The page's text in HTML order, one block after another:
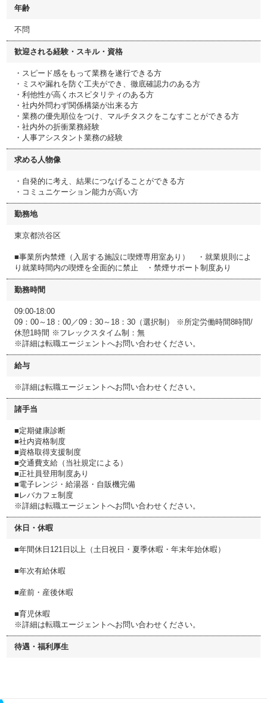
年齢
不問
歓迎される経験・スキル・資格
・スピード感をもって業務を遂行できる方
・ミスや漏れを防ぐ工夫ができ、徹底確認力のある方
・利他性が高くホスピタリティのある方
・社内外問わず関係構築が出来る方
・業務の優先順位をつけ、マルチタスクをこなすことができる方
・社内外の折衝業務経験
・人事アシスタント業務の経験
求める人物像
・自発的に考え、結果につなげることができる方
・コミュニケーション能力が高い方
勤務地
東京都渋谷区
■事業所内禁煙（入居する施設に喫煙専用室あり） ・就業規則によ
り就業時間内の喫煙を全面的に禁止 ・禁煙サポート制度あり
勤務時間
09:00-18:00
09：00～18：00／09：30～18：30（選択制） ※所定労働時間8時間/
休憩1時間 ※フレックスタイム制：無
※詳細は転職エージェントへお問い合わせください。
給与
※詳細は転職エージェントへお問い合わせください。
諸手当
■定期健康診断
■社内資格制度
■資格取得支援制度
■交通費支給（当社規定による）
■正社員登用制度あり
■電子レンジ・給湯器・自販機完備
■レバカフェ制度
※詳細は転職エージェントへお問い合わせください。
休日・休暇
■年間休日121日以上（土日祝日・夏季休暇・年末年始休暇）
■年次有給休暇
■産前・産後休暇
■育児休暇
※詳細は転職エージェントへお問い合わせください。
待遇・福利厚生